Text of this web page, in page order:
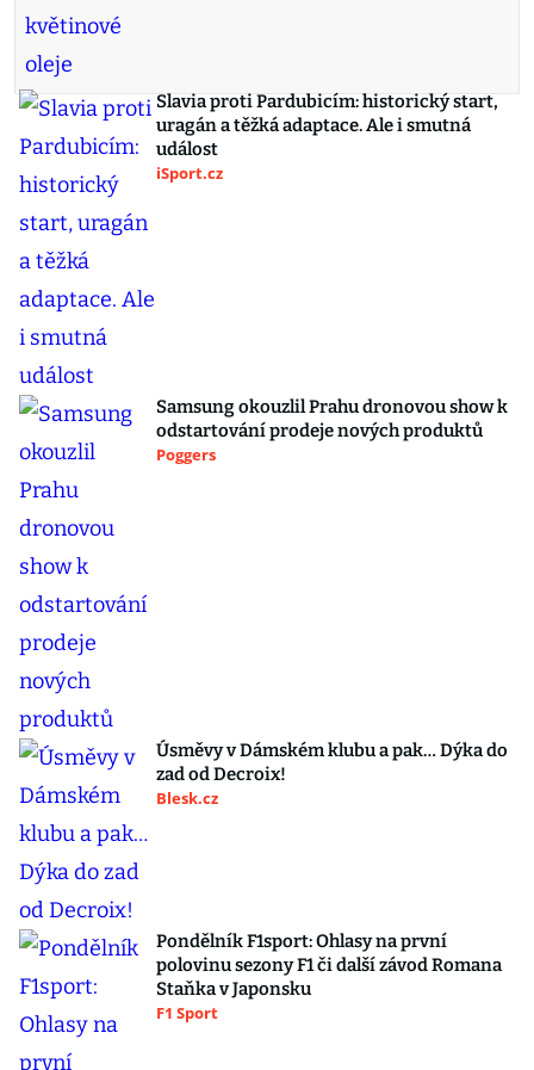
Slavia proti Pardubicím: historický start,
uragán a těžká adaptace. Ale i smutná
událost
iSport.cz
Samsung okouzlil Prahu dronovou show k
odstartování prodeje nových produktů
Poggers
Úsměvy v Dámském klubu a pak… Dýka do
zad od Decroix!
Blesk.cz
Pondělník F1sport: Ohlasy na první
polovinu sezony F1 či další závod Romana
Staňka v Japonsku
F1 Sport